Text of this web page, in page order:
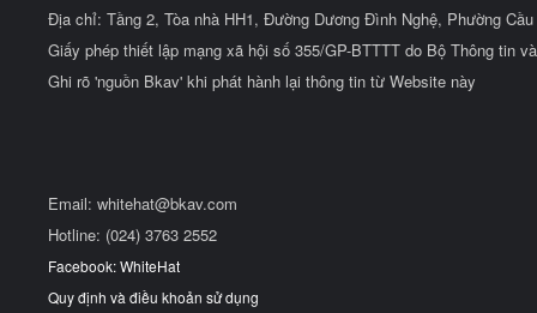
Địa chỉ: Tầng 2, Tòa nhà HH1, Đường Dương Đình Nghệ, Phường
Giấy phép thiết lập mạng xã hội số 355/GP-BTTTT do Bộ Thông tin
Ghi rõ 'nguồn Bkav' khi phát hành lại thông tin từ Website này
Email: whitehat@bkav.com
Hotline: (024) 3763 2552
Facebook: WhiteHat
Quy định và điều khoản sử dụng